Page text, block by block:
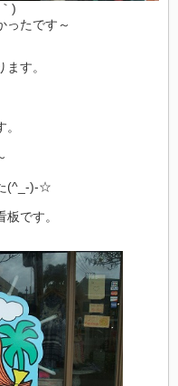
)
ったです～
す。
(^_-)-☆
です。